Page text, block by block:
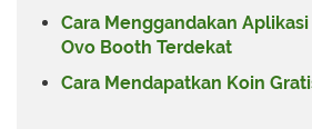
Cara Menggandakan
Ovo Booth Terdekat
Cara Mendapatkan Koin